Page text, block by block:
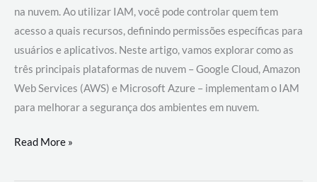
na nuvem. Ao utilizar IAM, você pode controlar quem tem
acesso a quais recursos, definindo permissões específicas para
usuários e aplicativos. Neste artigo, vamos explorar como as
três principais plataformas de nuvem – Google Cloud, Amazon
Web Services (AWS) e Microsoft Azure – implementam o IAM
para melhorar a segurança dos ambientes em nuvem.
Gerenciamento
Read More »